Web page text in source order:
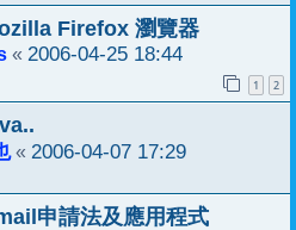
Firefox 瀏覽器
« 2006-04-25 18:44
1 2
« 2006-04-07 17:29
申請法及應用程式